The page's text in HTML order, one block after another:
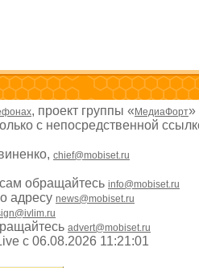
, проект группы « МедиаФорт»
с непосредственной
chief@mobiset.ru
обращайтесь info@mobiset.ru
адресу news@mobiset.ru
advert@mobiset.ru
c 06.08.2026 11:21:01